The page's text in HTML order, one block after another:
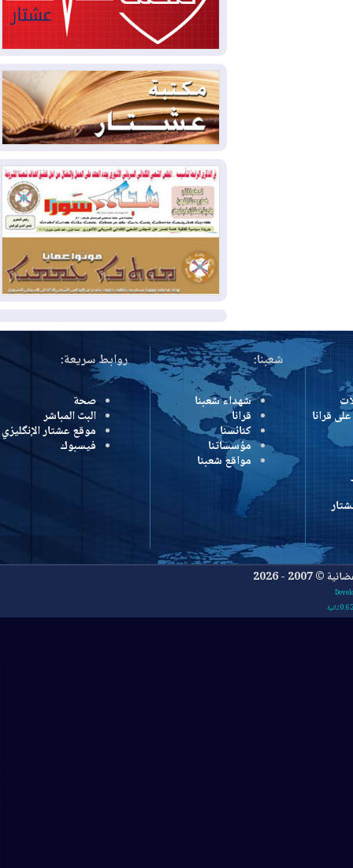
2026-08-04
سومو: إنتاج النفط في إقليم
كوردستان انخفض إلى أقل من 10%
2026-08-04ملفات حقبة الكاظمي تعود إلى
الواجهة.. أنباء عن مراجعات قضائية
وتحقيقات أوسع في قضايا فساد
2026-08-04بيترو يشكو تزوير الانتخابات
الرئاسية ويحذر من "حرب أهلية" في
كولومبيا
2026-08-03
رئيس إقليم كوردستان في
دمشق في زيارة رسمية
2026-08-03
العراق يؤكد مجدداً التزامه
بمنع الهجمات على الدول المجاورة
شعبنا:
شهداء شعبنا
قرانا
كنائسنا
مؤسساتنا
مواقع شعبنا
روابط سريعة:
صحة
البث المباشر
موقع عشتار الإنگليزي
فيسبوك
2026